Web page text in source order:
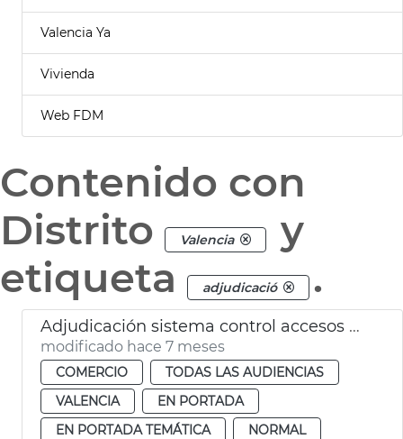
Valencia Ya
Vivienda
Web FDM
Contenido con
Distrito
Valencia
y
etiqueta
adjudicació .
Adjudicación sistema control accesos subterráneo Mercado Central
modificado hace 7 meses
COMERCIO
TODAS LAS AUDIENCIAS
VALENCIA
EN PORTADA
EN PORTADA TEMÁTICA
NORMAL